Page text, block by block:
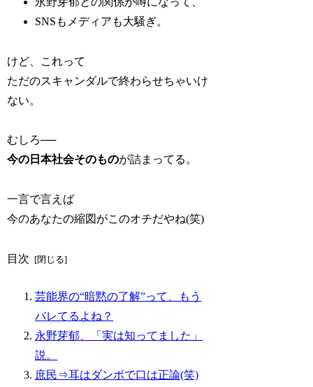
SNSもメディアも大騒ぎ。
けど、これって
ただのスキャンダルで終わらせちゃいけ
ない。
むしろ──
今の日本社会そのものが詰まってる。
一言で言えば
今のあなたの縮図がこのオチだやね(笑)
目次
芸能界の“暗黙の了解”って、もう
バレてるよね？
永野芽郁、「実は知ってました」
説。
庶民⇒耳はダンボで口は正論(笑)